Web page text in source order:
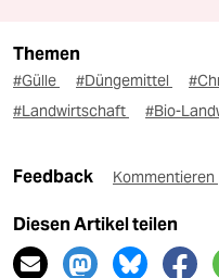
Themen
#Gülle #Düngemittel
#Landwirtschaft
#Bio-
Feedback Kommentieren
Diesen Artikel teilen